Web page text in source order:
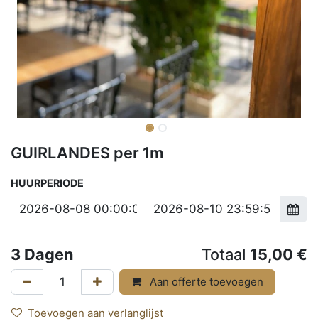
GUIRLANDES per 1m
HUURPERIODE
3 Dagen Totaal 15,00 €
Aan offerte toevoegen
Toevoegen aan verlanglijst